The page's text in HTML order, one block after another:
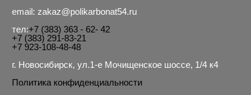
email: zakaz@polikarbonat54.ru
тел:+7 (383) 363 - 62- 42
+7 (383) 291-83-21
+7 923-108-48-48
г. Новосибирск, ул.1-е Мочищенское шоссе, 1/4 к4
Политика конфиденциальности